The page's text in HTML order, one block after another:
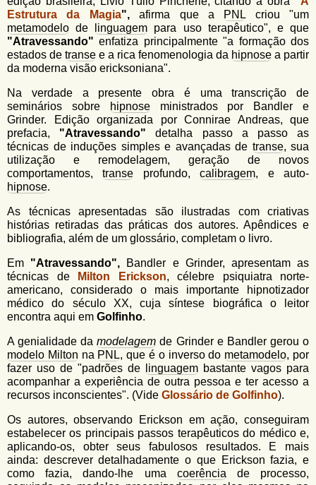
u
s
c
a
Estrutura da Magia",afirma que a PNL criou "um
metamodelo de linguagem para uso terapêutico", e que
"Atravessando" enfatiza principalmente "a formação dos
estados de transe e a rica fenomenologia da hipnose a partir
da moderna visão ericksoniana".
Na verdade a presente obra é uma transcrição de
seminários sobre
hipnoseministrados por Bandler e
Grinder. Edição organizada por Connirae Andreas, que
prefacia, "Atravessando" detalha passo a passo as
técnicas de induções simples e avançadas de transe, sua
utilização e remodelagem, geração de novos
comportamentos,transe profundo,calibragem, e auto-
hipnose.
As técnicas apresentadas são ilustradas com criativas
histórias retiradas das práticas dos autores. Apêndices e
bibliografia, além de um glossário, completam o livro.
Em "Atravessando", Bandler e Grinder, apresentam as
técnicas de
Milton Erickson, célebre psiquiatra norte-
americano, considerado o mais importante hipnotizador
médico do século XX, cuja síntese biográfica o leitor
encontra aqui em Golfinho.
A genialidade damodelagem de Grinder e Bandler gerou o
modelo Milton na PNL, que é o inverso do metamodelo, por
fazer uso de "padrões de
linguagem bastante vagos para
acompanhar a experiência de outra pessoa e ter acesso a
recursos inconscientes". (Vide Glossário de Golfinho).
Os autores, observando Erickson em ação, conseguiram
estabelecer os principais passos terapêuticos do médico e,
aplicando-os, obter seus fabulosos resultados. E mais
ainda: descrever detalhadamente o que Erickson fazia, e
como fazia, dando-lhe uma coerênciade processo,